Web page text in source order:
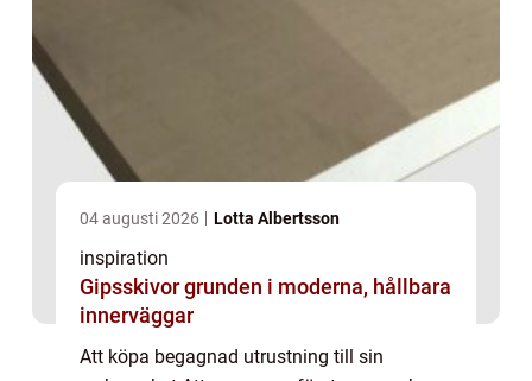
04 augusti 2026 Lotta Albertsson
inspiration
Gipsskivor grunden i moderna, hållbara
innerväggar
Att köpa begagnad utrustning till sin